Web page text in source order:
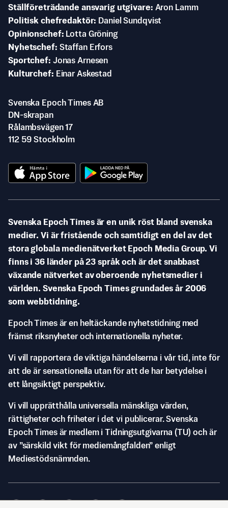
Ställföreträdande ansvarig utgivare Aron Lamm
Politisk chefredaktör
Daniel Sundqvist
Opinionschef
Lotta Gröning
Nyhetschef Staffan Erfors
Sportchef Jonas Arnesen
Kulturchef
Einar Askestad
Svenska Epoch Times AB
DN-skrapan
Rålambsvägen 17
112 59 Stockholm
Svenska Epoch Times är en unik röst bland svenska
medier. Vi är fristående och samtidigt en del av det
stora globala medienätverket Epoch Media Group. Vi
finns i 36 länder på 23 språk och är det snabbast
växande nätverket av oberoende nyhetsmedier i
världen. Svenska Epoch Times grundades år 2006
som webbtidning.
Epoch Times är en heltäckande nyhetstidning med
främst riksnyheter och internationella nyheter.
Vi vill rapportera de viktiga händelserna i vår tid, inte för
att de är sensationella utan för att de har betydelse i
ett långsiktigt perspektiv.
Vi vill upprätthålla universella mänskliga värden,
rättigheter och friheter i det vi publicerar. Svenska
Epoch Times är medlem i Tidningsutgivarna (TU) och är
av ”särskild vikt för mediemångfalden” enligt
Mediestödsnämnden.